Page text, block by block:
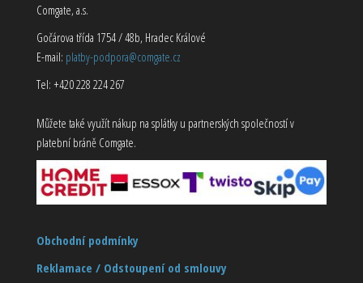
Comgate, a.s.
Gočárova třída 1754 / 48b, Hradec Králové
E-mail: platby-podpora@comgate.cz
Tel: +420 228 224 267
Můžete také využít nákup na splátky u partnerských společností v
platební bráně Comgate.
Obchodní podmínky
Reklamace / Odstoupení od smlouvy